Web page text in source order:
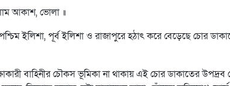
আকাশ, ভোলা ॥
ইলিশা, পূর্ব ইলিশা ও রাজাপুরে হঠাৎ করে বেড়েছে চোর
বাহিনীর চৌকস ভূমিকা না থাকায় এই চোর ডাকাতের উপদ্রব